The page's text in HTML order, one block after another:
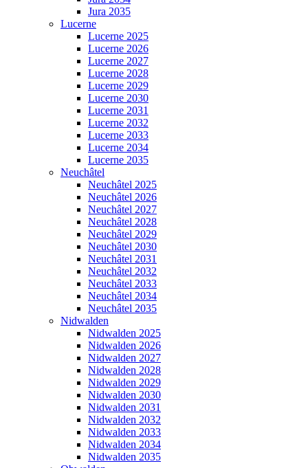
Jura 2035
Lucerne
Lucerne 2025
Lucerne 2026
Lucerne 2027
Lucerne 2028
Lucerne 2029
Lucerne 2030
Lucerne 2031
Lucerne 2032
Lucerne 2033
Lucerne 2034
Lucerne 2035
Neuchâtel
Neuchâtel 2025
Neuchâtel 2026
Neuchâtel 2027
Neuchâtel 2028
Neuchâtel 2029
Neuchâtel 2030
Neuchâtel 2031
Neuchâtel 2032
Neuchâtel 2033
Neuchâtel 2034
Neuchâtel 2035
Nidwalden
Nidwalden 2025
Nidwalden 2026
Nidwalden 2027
Nidwalden 2028
Nidwalden 2029
Nidwalden 2030
Nidwalden 2031
Nidwalden 2032
Nidwalden 2033
Nidwalden 2034
Nidwalden 2035